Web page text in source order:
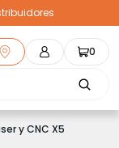
0
y CNC X5